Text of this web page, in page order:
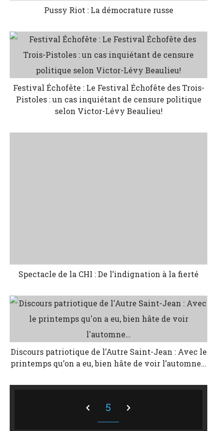
Pussy Riot : La démocrature russe
Festival Échofête : Le Festival Échofête des Trois-
Pistoles : un cas inquiétant de censure politique
selon Victor-Lévy Beaulieu!
Spectacle de la CHI : De l’indignation à la fierté
Discours patriotique de l’Autre Saint-Jean : Avec le
printemps qu’on a eu, bien hâte de voir l’automne…
5